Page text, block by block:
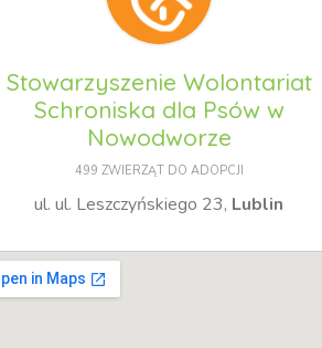
Stowarzyszenie Wolontariat
Schroniska dla Psów w
Nowodworze
499 ZWIERZĄT DO ADOPCJI
ul. ul. Leszczyńskiego 23, Lublin